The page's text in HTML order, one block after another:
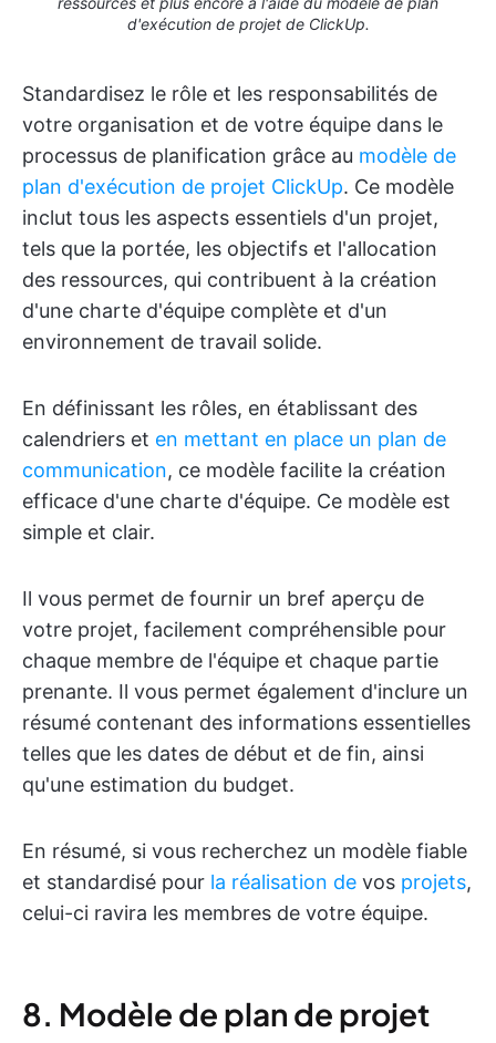
d'exécution de projet de ClickUp.
Standardisez le rôle et les responsabilités de
votre organisation et de votre équipe dans le
processus de planification grâce au modèle de
plan d'exécution de projet ClickUp. Ce modèle
inclut tous les aspects essentiels d'un projet,
tels que la portée, les objectifs et l'allocation
des ressources, qui contribuent à la création
d'une charte d'équipe complète et d'un
environnement de travail solide.
En définissant les rôles, en établissant des
calendriers et en mettant en place un plan de
communication, ce modèle facilite la création
efficace d'une charte d'équipe. Ce modèle est
simple et clair.
Il vous permet de fournir un bref aperçu de
votre projet, facilement compréhensible pour
chaque membre de l'équipe et chaque partie
prenante. Il vous permet également d'inclure un
résumé contenant des informations essentielles
telles que les dates de début et de fin, ainsi
qu'une estimation du budget.
En résumé, si vous recherchez un modèle fiable
et standardisé pour la réalisation de vos projets,
celui-ci ravira les membres de votre équipe.
8. Modèle de plan de projet